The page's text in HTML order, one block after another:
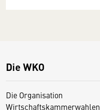
Die WKO
Die Organisation
Wirtschaftskammerwahlen